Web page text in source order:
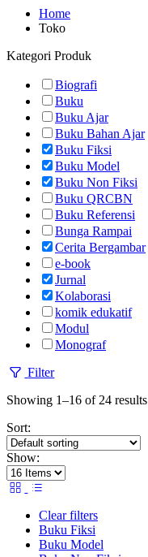
Home
Toko
Kategori Produk
Biografi
Buku
Buku Ajar
Buku Bahan Ajar
Buku Fiksi
Buku Model
Buku Non Fiksi
Buku QRCBN
Buku Referensi
Bunga Rampai
Cerita Bergambar
e-book
Jurnal
Kolaborasi
komik edukatif
Modul
Monograf
Filter
Showing 1–16 of 24 results
Sort:
Show:
Clear filters
Buku Fiksi
Buku Model